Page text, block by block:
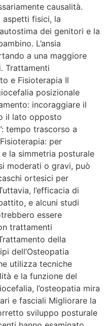
causalità.
aspetti fisici, la
dei genitori e la
L’ansia
a una maggiore
Trattamenti
e Fisioterapia Il
posizionale
incoraggiare il
il lato opposto
tempo trascorso a
per
la simmetria posturale
moderati o gravi, può
ortesici per
l’efficacia di
e alcuni studi
essere
trattamenti
della
dell’Osteopatia
utilizza tecniche
e la funzione del
l’osteopatia mira
e fasciali Migliorare la
sviluppo posturale